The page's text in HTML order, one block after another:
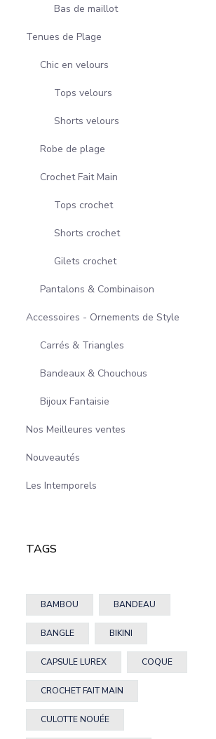
Bas de maillot
Tenues de Plage
Chic en velours
Tops velours
Shorts velours
Robe de plage
Crochet Fait Main
Tops crochet
Shorts crochet
Gilets crochet
Pantalons & Combinaison
Accessoires - Ornements de Style
Carrés & Triangles
Bandeaux & Chouchous
Bijoux Fantaisie
Nos Meilleures ventes
Nouveautés
Les Intemporels
TAGS
BAMBOU BANDEAU
BANGLE BIKINI
CAPSULE LUREX COQUE
CROCHET FAIT MAIN
CULOTTE NOUÉE